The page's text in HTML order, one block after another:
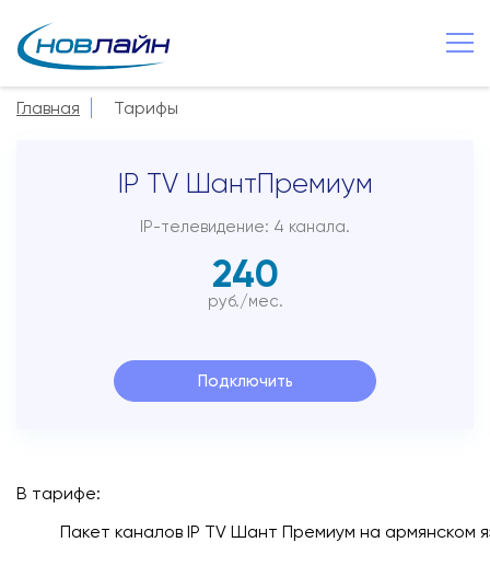
Великий Новгород
Новости
Зона охвата
Главная Тарифы
IP TV ШантПремиум
IP-телевидение: 4 канала.
240
руб./мес.
Подключить
В тарифе:
Пакет каналов IP TV Шант Премиум на армянском